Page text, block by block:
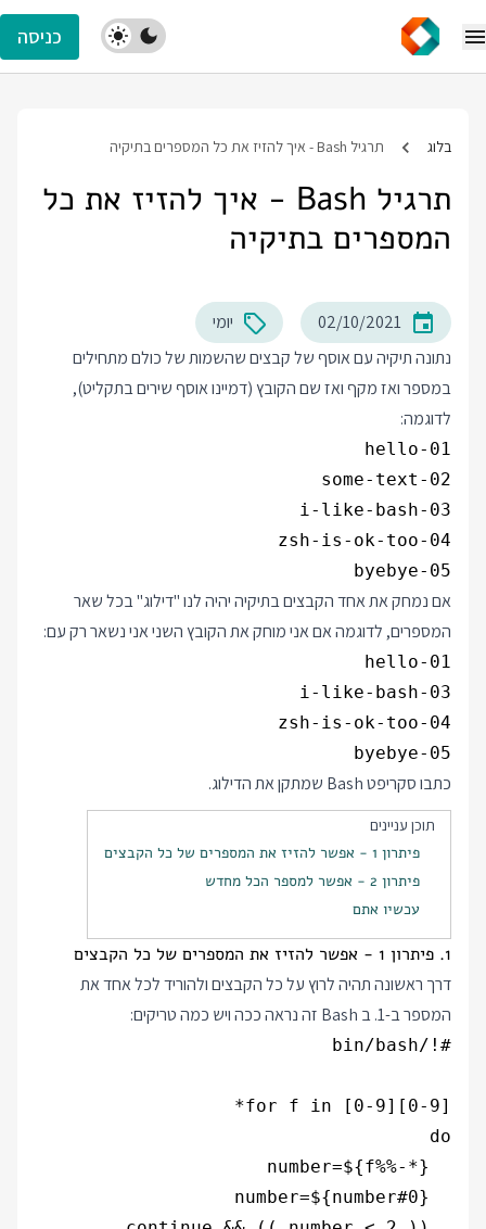
כניסה
בלוג תרגיל Bash - איך להזיז את כל המספרים בתיקיה
תרגיל Bash - איך להזיז את כל
המספרים בתיקיה
02/10/2021
יומי
נתונה תיקיה עם אוסף של קבצים שהשמות של כולם מתחילים
במספר ואז מקף ואז שם הקובץ (דמיינו אוסף שירים בתקליט),
לדוגמה:
05-byebye
אם נמחק את אחד הקבצים בתיקיה יהיה לנו "דילוג" בכל שאר
המספרים, לדוגמה אם אני מוחק את הקובץ השני אני נשאר רק עם:
05-byebye
כתבו סקריפט Bash שמתקן את הדילוג.
תוכן עניינים
פיתרון 1 - אפשר להזיז את המספרים של כל הקבצים
פיתרון 2 - אפשר למספר הכל מחדש
עכשיו אתם
1. פיתרון 1 - אפשר להזיז את המספרים של כל הקבצים
דרך ראשונה תהיה לרוץ על כל הקבצים ולהוריד לכל אחד את
המספר ב-1. ב Bash זה נראה ככה ויש כמה טריקים: